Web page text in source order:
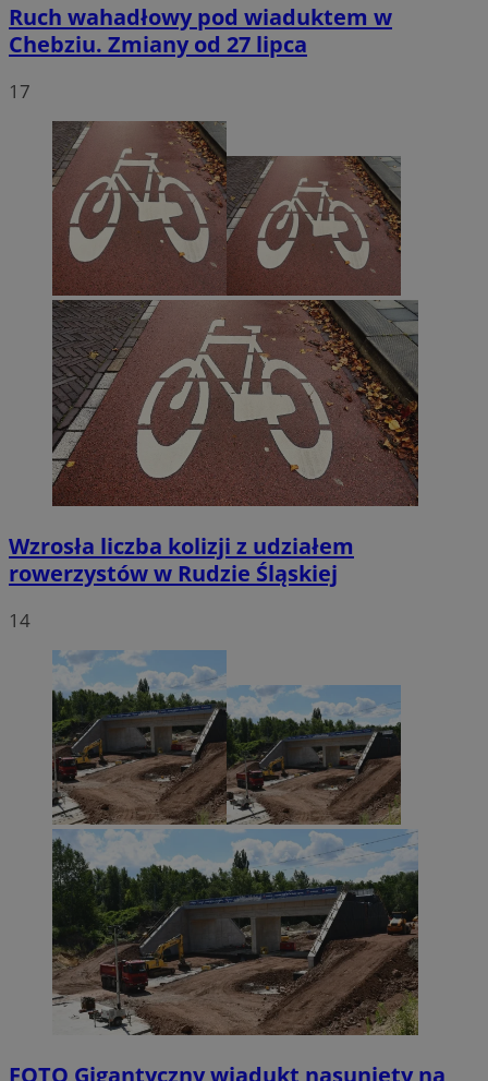
Ruch wahadłowy pod wiaduktem w
Chebziu. Zmiany od 27 lipca
17
Wzrosła liczba kolizji z udziałem
rowerzystów w Rudzie Śląskiej
14